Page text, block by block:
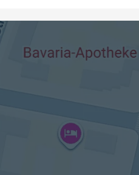
oder Wunschort
Anreisezeiten basieren auf